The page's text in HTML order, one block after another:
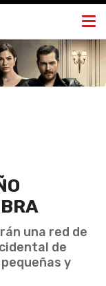
una red de
de
y